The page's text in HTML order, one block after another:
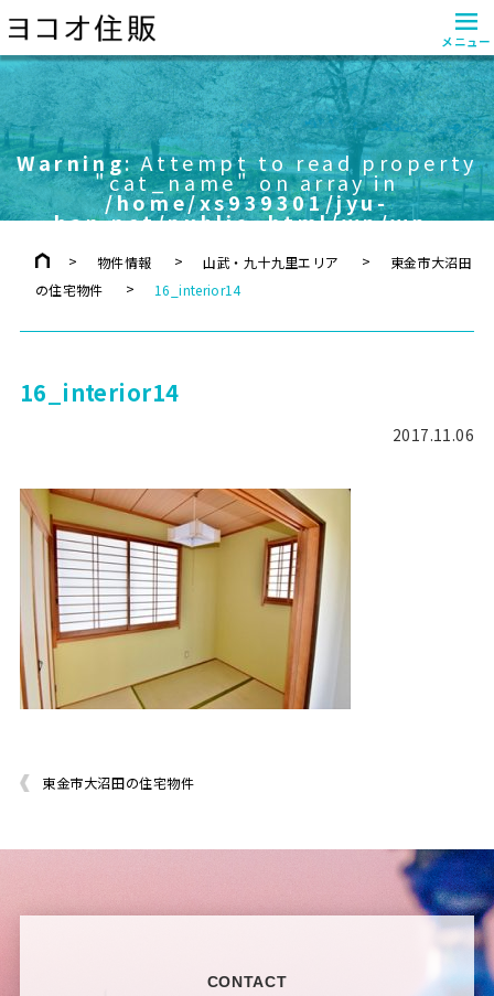
≡
メニュー
Warning: Attempt to read property
"cat_name" on array in
/home/xs939301/jyu-
han.net/public_html/wp/wp-
on line757
物件情報 山武・九十九里エリア
東金市大沼田
の住宅物件
16_interior14
16_interior14
2017.11.06
東金市大沼田の住宅物件
CONTACT